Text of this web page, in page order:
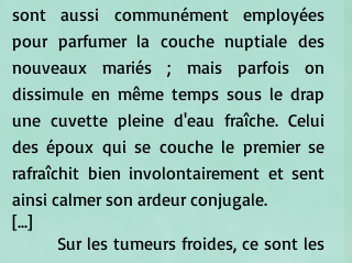
sont aussi communément employées
pour parfumer la couche nuptiale des
nouveaux mariés ; mais parfois on
dissimule en même temps sous le drap
une cuvette pleine d'eau fraîche. Celui
des époux qui se couche le premier se
rafraîchit bien involontairement et sent
ainsi calmer son ardeur conjugale.
[...]